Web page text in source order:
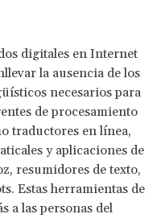
digitales en Internet
la ausencia de los
necesarios para
de procesamiento
traductores en línea,
y aplicaciones de
resumidores de texto,
Estas herramientas de
a las personas del